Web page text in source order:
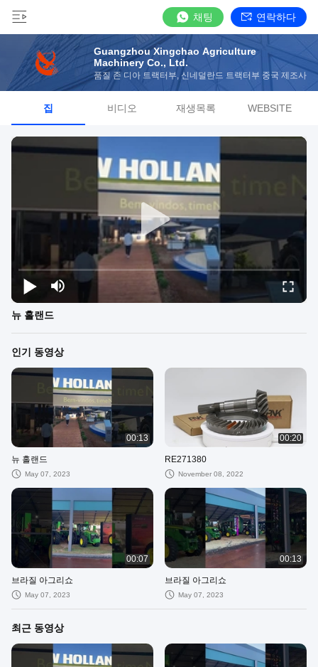
채팅 연락하다
Guangzhou Xingchao Agriculture
Machinery Co., Ltd.
품질 존 디아 트랙터부, 신네덜란드 트랙터부 중국 제조사
집 비디오 재생목록 WEBSITE
뉴 홀랜드
인기 동영상
00:13
뉴 홀랜드
May 07, 2023
00:20
RE271380
November 08, 2022
00:07
브라질 아그리쇼
May 07, 2023
00:13
브라질 아그리쇼
May 07, 2023
최근 동영상